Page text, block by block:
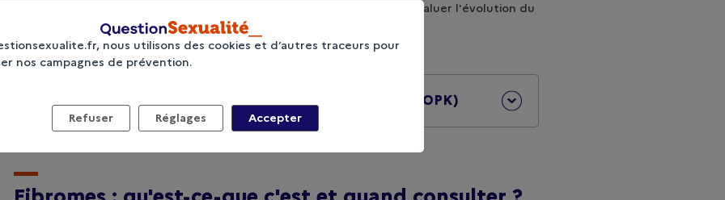
régulièrement si vous souffrez d'un kyste ovarien. Cela permettra d'évaluer l'évolution du
kyste et de détecter les éventuelles complications.
Kystes ovariens VS syndrome des ovaires polykystiques (SOPK)
nous utilisons des cookies et d’autres traceurs pour
nos campagnes de prévention.
Refuser Réglages Accepter